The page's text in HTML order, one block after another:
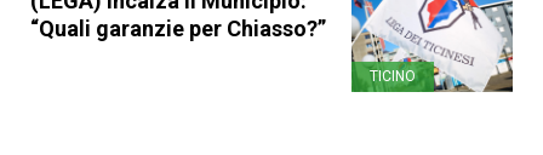
“Quali garanzie per Chiasso?”
TICINO